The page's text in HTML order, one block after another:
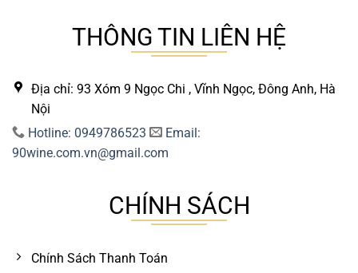
THÔNG TIN LIÊN HỆ
Địa chỉ: 93 Xóm 9 Ngọc Chi , Vĩnh Ngọc, Đông Anh, Hà
Nội
Hotline: 0949786523
Email:
90wine.com.vn@gmail.com
CHÍNH SÁCH
Chính Sách Thanh Toán